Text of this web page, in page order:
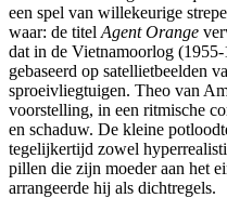
een spel van willekeurige
waar: de titel Agent Orange
dat in de Vietnamoorlog
gebaseerd op satellietbeelden
sproeivliegtuigen. Theo van
voorstelling, in een ritmische
en schaduw. De kleine
tegelijkertijd zowel
pillen die zijn moeder aan het
arrangeerde hij als dichtregels.